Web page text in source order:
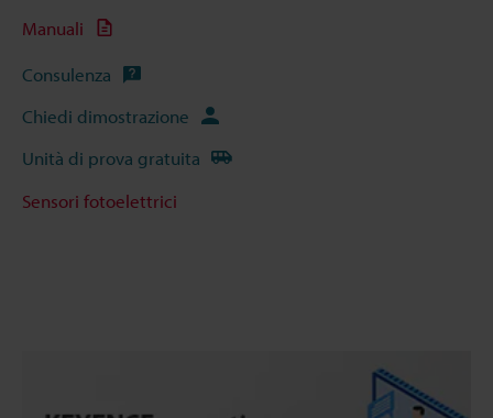
Manuali
Consulenza
Chiedi dimostrazione
Unità di prova gratuita
Sensori fotoelettrici